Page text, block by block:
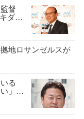
督
ダ・
地ロサンゼルスが
る
」／